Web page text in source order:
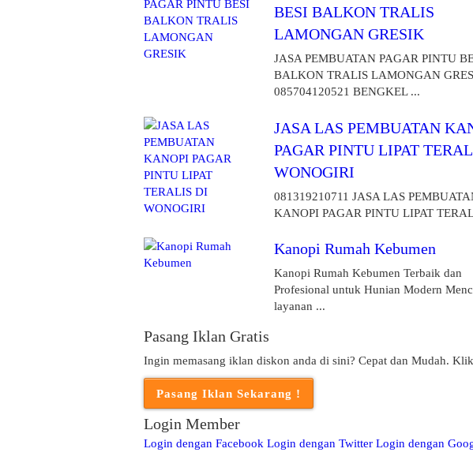
BESI BALKON TRALIS
LAMONGAN GRESIK
JASA PEMBUATAN PAGAR PINTU
BALKON TRALIS LAMONGAN
085704120521 BENGKEL ...
JASA LAS PEMBUATAN
PAGAR PINTU LIPAT
WONOGIRI
081319210711 JASA LAS
KANOPI PAGAR PINTU LIPAT
Kanopi Rumah Kebumen
Kanopi Rumah Kebumen Terbaik dan
Profesional untuk Hunian Modern
layanan ...
Pasang Iklan Gratis
Ingin memasang iklan diskon anda di sini? Cepat dan Mudah.
Login Member
Login dengan Facebook Login dengan Twitter Login dengan